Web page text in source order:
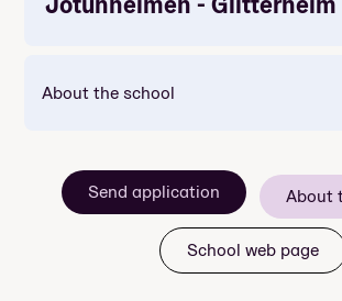
Price: Included in course price
About the school
Send application About
School web page